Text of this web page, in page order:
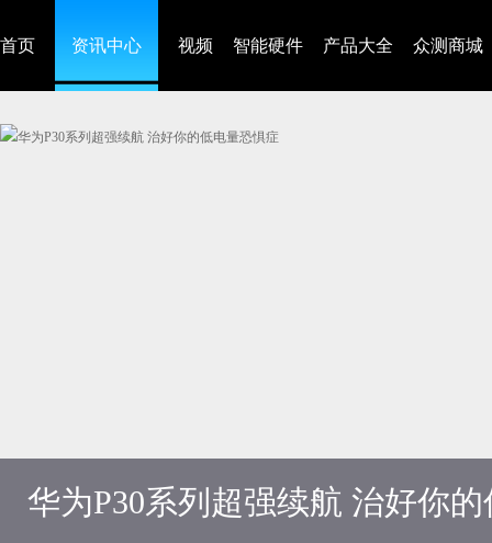
首页 资讯中心 视频 智能硬件 产品大全 众测商城
华为P30系列超强续航 治好你